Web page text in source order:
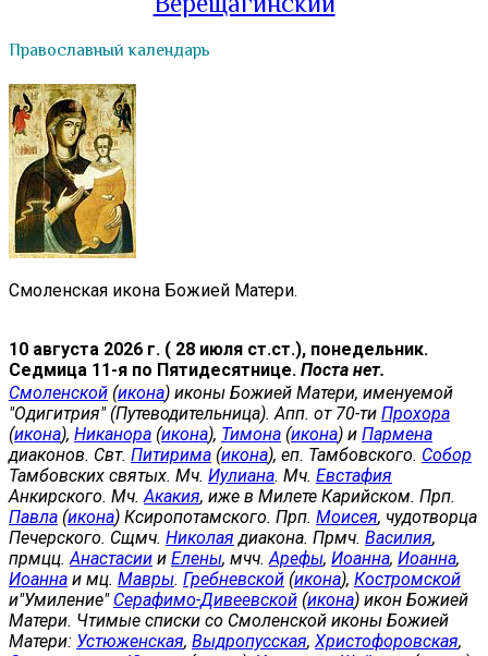
Православный календарь
Смоленская икона Божией Матери.
10 августа 2026 г. ( 28 июля ст.ст.), понедельник.
Седмица 11-я по Пятидесятнице. Поста нет.
Смоленской (икона) иконы Божией Матери, именуемой
"Одигитрия" (Путеводительница). Апп. от 70-ти Прохора
(икона), Никанора (икона), Тимона (икона) и Пармена
диаконов. Свт. Питирима (икона), еп. Тамбовского. Собор
Тамбовских святых. Мч. Иулиана. Мч. Евстафия
Анкирского. Мч. Акакия, иже в Милете Карийском. Прп.
Павла (икона) Ксиропотамского. Прп. Моисея, чудотворца
Печерского. Сщмч. Николая диакона. Прмч. Василия,
прмцц. Анастасии и Елены, мчч. Арефы, Иоанна, Иоанна,
Иоанна и мц. Мавры. Гребневской (икона), Костромской
и"Умиление" Серафимо-Дивеевской (икона) икон Божией
Матери. Чтимые списки со Смоленской иконы Божией
Матери: Устюженская, Выдропусская, Христофоровская,